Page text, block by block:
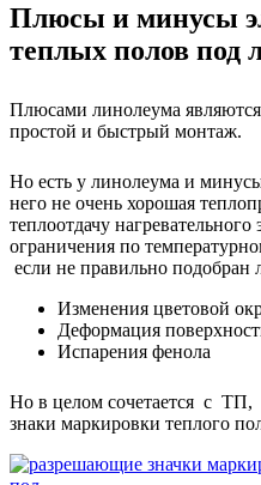
Плюсы и минусы
теплых полов под
Плюсами линолеума
простой и быстрый монтаж.
Но есть у линолеума и
него не очень хорошая
теплоотдачу нагревательного
ограничения по
если не правильно
Изменения цветовой
Деформация
Испарения фенола
Но в целом сочетается с ТП,
знаки маркировки теплого